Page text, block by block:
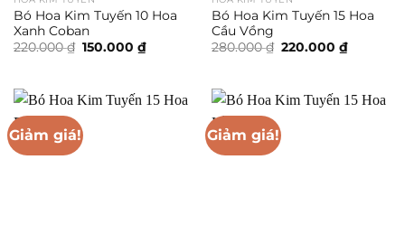
Bó Hoa Kim Tuyến 10 Hoa
Xanh Coban
220.000₫ Giá
150.000 ₫Giá
hiện
150.000 ₫.
Bó Hoa Kim Tuyến 15 Hoa
Cầu Vồng
280.000₫ Giá
220.000 ₫Giá
hiện
220.000
Giảm giá! Giảm giá!